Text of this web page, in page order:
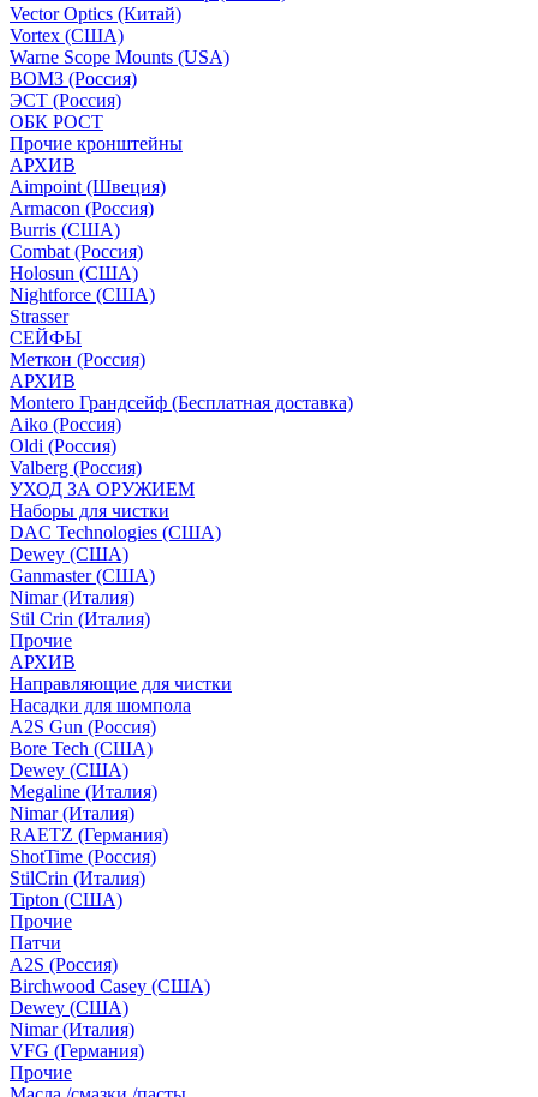
Vector Optics (Китай)
Vortex (США)
Warne Scope Mounts (USA)
ВОМЗ (Россия)
ЭСТ (Россия)
ОБК РОСТ
Прочие кронштейны
АРХИВ
Aimpoint (Швеция)
Armacon (Россия)
Burris (США)
Combat (Россия)
Holosun (США)
Nightforce (США)
Strasser
СЕЙФЫ
Меткон (Россия)
АРХИВ
Montero Грандсейф (Бесплатная доставка)
Aiko (Россия)
Oldi (Россия)
Valberg (Россия)
УХОД ЗА ОРУЖИЕМ
Наборы для чистки
DAC Technologies (США)
Dewey (США)
Ganmaster (США)
Nimar (Италия)
Stil Crin (Италия)
Прочие
АРХИВ
Направляющие для чистки
Насадки для шомпола
A2S Gun (Россия)
Bore Tech (США)
Dewey (США)
Megaline (Италия)
Nimar (Италия)
RAETZ (Германия)
ShotTime (Россия)
StilCrin (Италия)
Tipton (США)
Прочие
Патчи
A2S (Россия)
Birchwood Casey (США)
Dewey (США)
Nimar (Италия)
VFG (Германия)
Прочие